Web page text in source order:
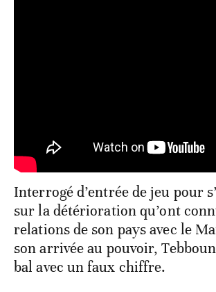
Interrogé d’entrée de jeu pour
sur la détérioration qu’ont
relations de son pays avec le
son arrivée au pouvoir,
bal avec un faux chiffre.